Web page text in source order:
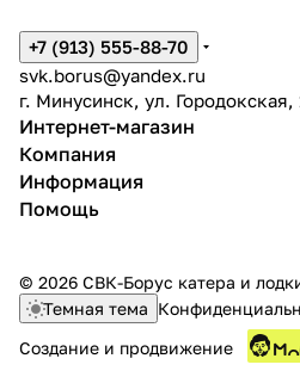
+7 (913) 555-88-70
svk.borus@yandex.ru
г. Минусинск, ул. Городокская,
Интернет-магазин
Компания
Информация
Помощь
© 2026 СВК-Борус катера и
Темная тема
Создание и продвижение